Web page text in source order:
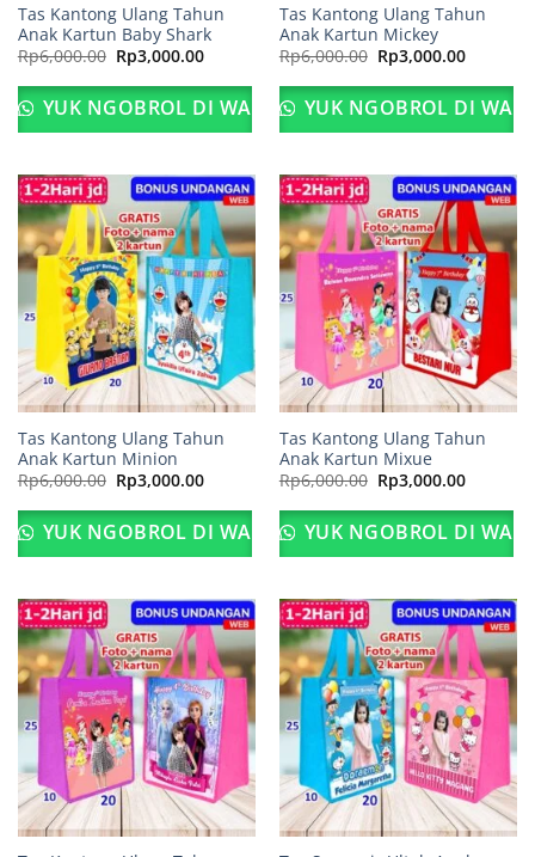
Tas Kantong Ulang Tahun
Anak Kartun Baby Shark
Rp6,000.00 Harga
aslinya
adalah:
Rp6,000.00.
Rp3,000.00Harga
ini
adalah:
Rp3,000.00.
YUK NGOBROL DI WA
Tas Kantong Ulang Tahun
Anak Kartun Mickey
Rp6,000.00 Harga
aslinya
adalah:
Rp6,000.00.
Rp3,000.00Harga
ini
adalah:
YUK NGOBROL DI WA
Tas Kantong Ulang Tahun
Anak Kartun Minion
Rp6,000.00 Harga
aslinya
adalah:
Rp6,000.00.
Rp3,000.00Harga
ini
adalah:
Rp3,000.00.
YUK NGOBROL DI WA
Tas Kantong Ulang Tahun
Anak Kartun Mixue
Rp6,000.00 Harga
aslinya
adalah:
Rp6,000.00.
Rp3,000.00Harga
ini
adalah:
YUK NGOBROL DI WA